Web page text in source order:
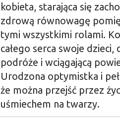
kobieta, starająca się
zdrową równowagę
tymi wszystkimi rolami.
całego serca swoje dzieci,
podróże i wciągającą
Urodzona optymistka i
że można przejść przez
uśmiechem na twarzy.